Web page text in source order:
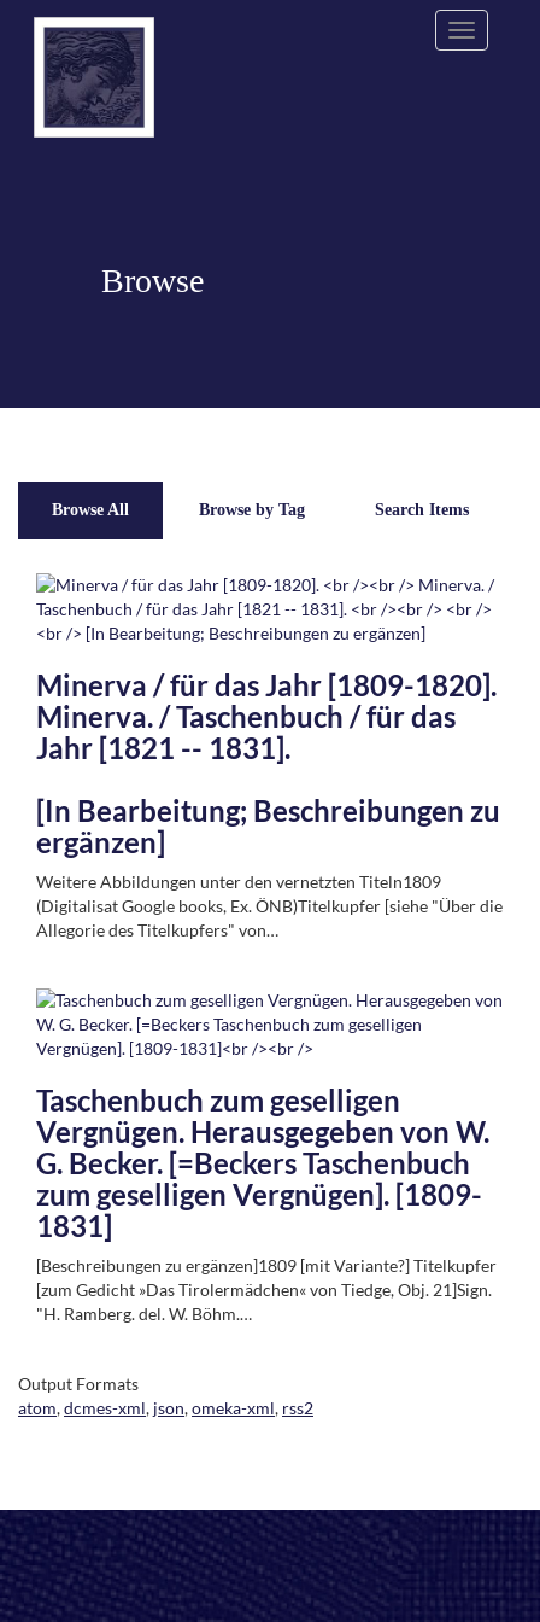
Menu
Browse
Browse All Browse by Tag Search Items
Minerva / für das Jahr [1809-1820].
Minerva. / Taschenbuch / für das
Jahr [1821 -- 1831].
[In Bearbeitung; Beschreibungen zu
ergänzen]
Weitere Abbildungen unter den vernetzten Titeln1809
(Digitalisat Google books, Ex. ÖNB)Titelkupfer [siehe "Über die
Allegorie des Titelkupfers" von…
Taschenbuch zum geselligen
Vergnügen. Herausgegeben von W.
G. Becker. [=Beckers Taschenbuch
zum geselligen Vergnügen]. [1809-
1831]
[Beschreibungen zu ergänzen]1809 [mit Variante?] Titelkupfer
[zum Gedicht »Das Tirolermädchen« von Tiedge, Obj. 21]Sign.
"H. Ramberg. del. W. Böhm.…
Output Formats
atom,dcmes-xml, json,omeka-xml, rss2